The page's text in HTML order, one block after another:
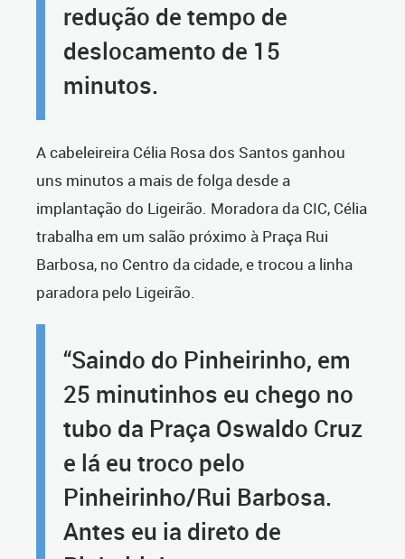
redução de tempo de
deslocamento de 15
minutos.
A cabeleireira Célia Rosa dos Santos ganhou
uns minutos a mais de folga desde a
implantação do Ligeirão. Moradora da CIC, Célia
trabalha em um salão próximo à Praça Rui
Barbosa, no Centro da cidade, e trocou a linha
paradora pelo Ligeirão.
“Saindo do Pinheirinho, em
25 minutinhos eu chego no
tubo da Praça Oswaldo Cruz
e lá eu troco pelo
Pinheirinho/Rui Barbosa.
Antes eu ia direto de